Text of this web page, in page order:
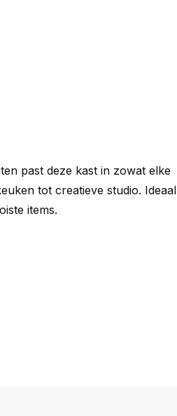
past deze kast in zowat elke
tot creatieve studio. Ideaal
items.